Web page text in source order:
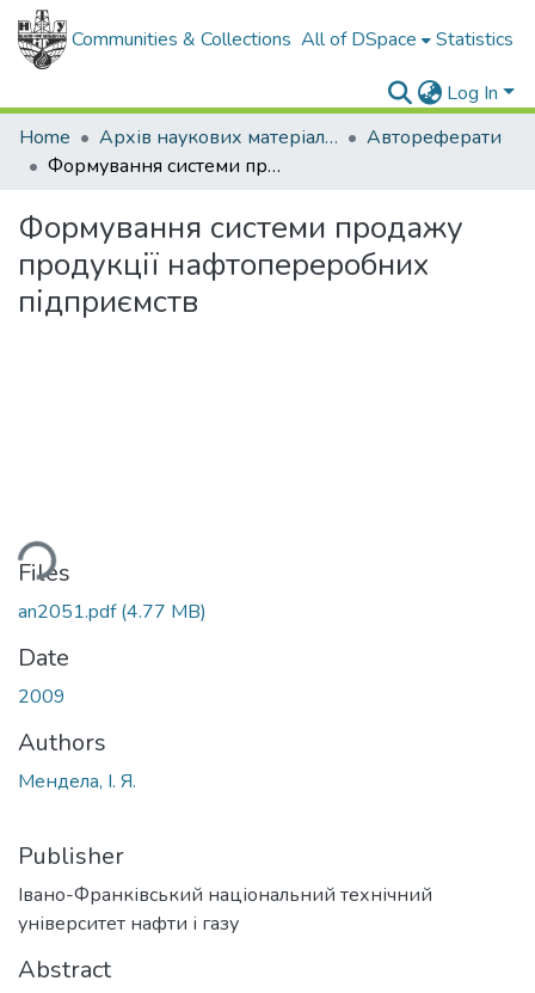
Communities & Collections All of DSpace Statistics
Log In
Home
Архів наукових матеріалів
Автореферати
Формування системи продажу продукції нафтопереробних підприємств
Формування системи продажу
продукції нафтопереробних
підприємств
Loading...
Files
an2051.pdf(4.77 MB)
Date
2009
Authors
Мендела, І. Я.
Publisher
Івано-Франківський національний технічний
університет нафти і газу
Abstract